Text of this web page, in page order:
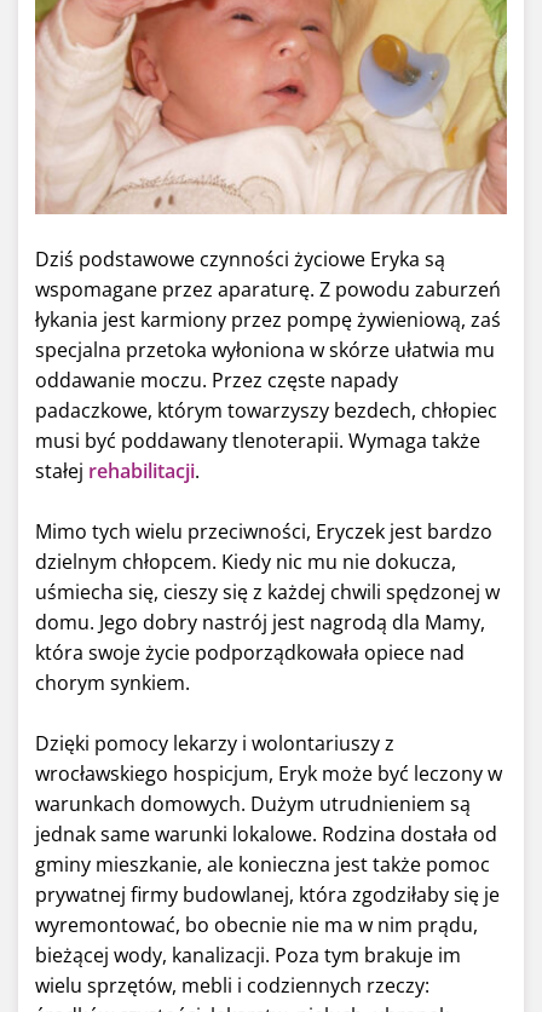
Dziś podstawowe czynności życiowe Eryka są
wspomagane przez aparaturę. Z powodu zaburzeń
łykania jest karmiony przez pompę żywieniową, zaś
specjalna przetoka wyłoniona w skórze ułatwia mu
oddawanie moczu. Przez częste napady
padaczkowe, którym towarzyszy bezdech, chłopiec
musi być poddawany tlenoterapii. Wymaga także
stałej rehabilitacji.
Mimo tych wielu przeciwności, Eryczek jest bardzo
dzielnym chłopcem. Kiedy nic mu nie dokucza,
uśmiecha się, cieszy się z każdej chwili spędzonej w
domu. Jego dobry nastrój jest nagrodą dla Mamy,
która swoje życie podporządkowała opiece nad
chorym synkiem.
Dzięki pomocy lekarzy i wolontariuszy z
wrocławskiego hospicjum, Eryk może być leczony w
warunkach domowych. Dużym utrudnieniem są
jednak same warunki lokalowe. Rodzina dostała od
gminy mieszkanie, ale konieczna jest także pomoc
prywatnej firmy budowlanej, która zgodziłaby się je
wyremontować, bo obecnie nie ma w nim prądu,
bieżącej wody, kanalizacji. Poza tym brakuje im
wielu sprzętów, mebli i codziennych rzeczy: